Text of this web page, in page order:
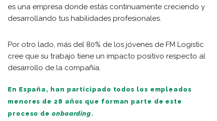
es una empresa donde estás continuamente creciendo y
desarrollando tus habilidades profesionales.
Por otro lado, más del 80% de los jóvenes de FM Logistic
cree que su trabajo tiene un impacto positivo respecto al
desarrollo de la compañía.
En España, han participado todos los empleados
menores de 28 años que forman parte de este
proceso deonboarding.